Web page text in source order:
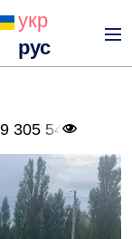
укр
рус
305 54